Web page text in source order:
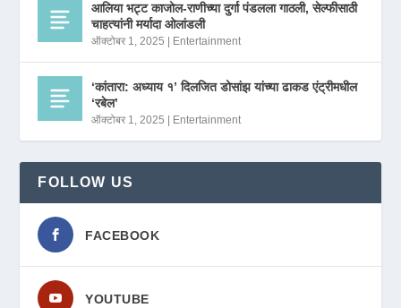
आलिया भट्ट काजोल-राणीच्या दुर्गा पंडलला गाठली, सेल्फीसाठी
चाहत्यांनी मर्यादा ओलांडली
ऑक्टोबर 1, 2025 Entertainment
‘कांतारा: अध्याय १’ दिलजित डोसांझ यांच्या ढाकड एंट्रीमधील
‘रबेल’
ऑक्टोबर 1, 2025 Entertainment
FOLLOW US
FACEBOOK
YOUTUBE